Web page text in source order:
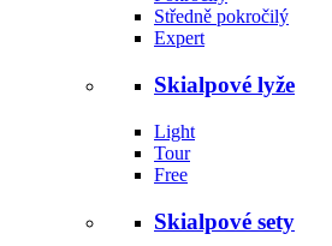
Středně pokročilý
Expert
Skialpové lyže
Light
Tour
Free
Skialpové sety